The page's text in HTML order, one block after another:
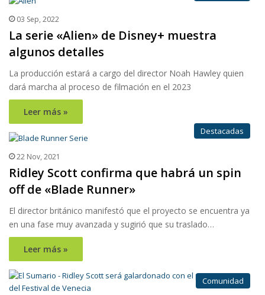
03 Sep, 2022
La serie «Alien» de Disney+ muestra
algunos detalles
La producción estará a cargo del director Noah Hawley quien
dará marcha al proceso de filmación en el 2023
Leer más »
Destacadas
22 Nov, 2021
Ridley Scott confirma que habrá un spin
off de «Blade Runner»
El director británico manifestó que el proyecto se encuentra ya
en una fase muy avanzada y sugirió que su traslado…
Leer más »
Comunidad